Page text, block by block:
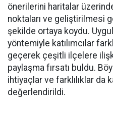
önerilerini haritalar
noktaları ve geliştirilmesi
şekilde ortaya koydu.
yöntemiyle katılımcılar
geçerek çeşitli ilçelere
paylaşma fırsatı buldu.
ihtiyaçlar ve farklılıklar da
değerlendirildi.